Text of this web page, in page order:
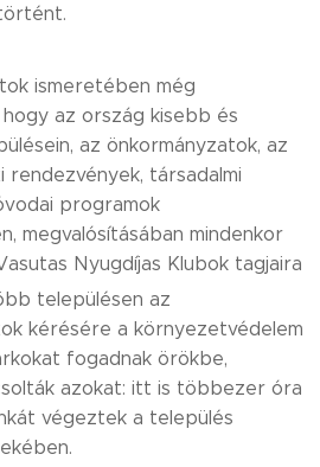
ismeretében még
hogy az ország kisebb és
az önkormányzatok, az
rendezvények, társadalmi
programok
megvalósításában mindenkor
Nyugdíjas Klubok tagjaira
településen az
kérésére a környezetvédelem
fogadnak örökbe,
azokat: itt is többezer óra
végeztek a település